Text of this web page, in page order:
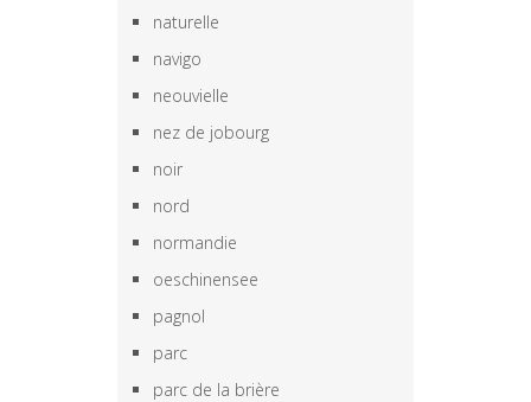
naturelle
navigo
neouvielle
nez de jobourg
noir
nord
normandie
oeschinensee
pagnol
parc
parc de la brière